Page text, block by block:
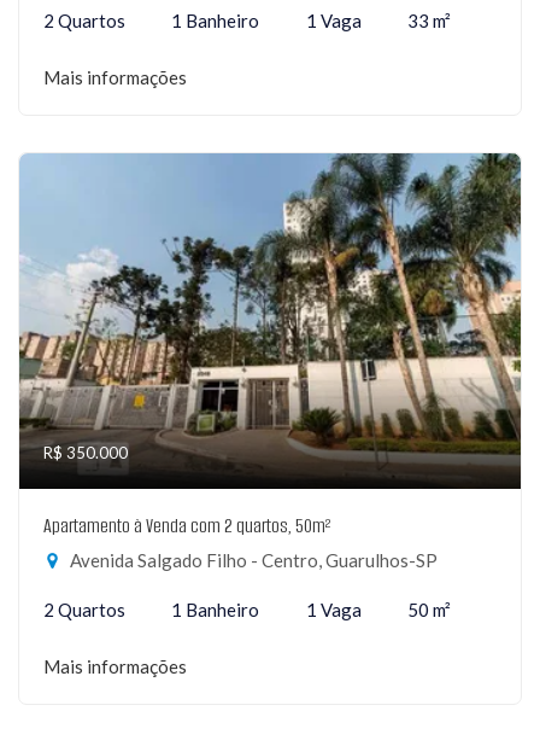
2 Quartos 1 Banheiro 1 Vaga 33 m²
Mais informações
R$ 350.000
Apartamento à Venda com 2 quartos, 50m²
Avenida Salgado Filho - Centro, Guarulhos-SP
2 Quartos 1 Banheiro 1 Vaga 50 m²
Mais informações